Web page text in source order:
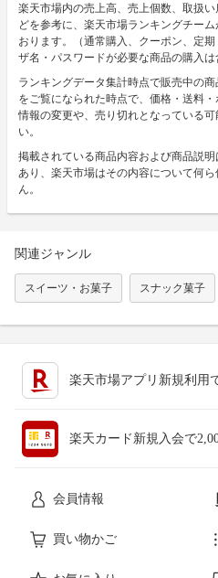
楽天市場内の売上高、売上個数、取扱
どを参考に、楽天市場ランキングチー
おります。（通常購入、クーポン、定
ザ名・パスワードが必要な商品の購入は
ランキングデータ集計時点で販売中の
をご覧になられた時点で、価格・送料
情報の変更や、売り切れとなっている
い。
掲載されている商品内容および商品説
あり、楽天市場はその内容について何
ん。
関連ジャンル
スイーツ・お菓子 スナック菓子
楽天市場アプリ新規利用
楽天カード新規入会で
会員情報
買い物かご